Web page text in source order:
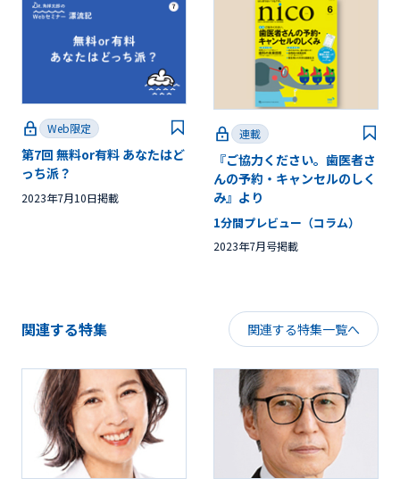
Web限定
第7回 無料or有料 あなたはど
っち派？
2023年7月10日掲載
連載
『ご協力ください。歯医者さ
んの予約・キャンセルのしく
み』より
1分間プレビュー（コラム）
2023年7月号掲載
関連する特集 関連する特集一覧へ